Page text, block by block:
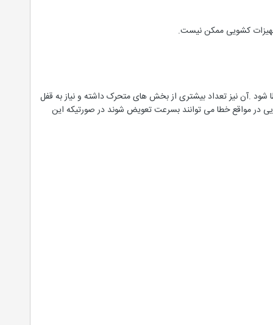
شود .آن نیز تعداد بیشتری از بخش های متحرک داشته و نیاز به قفل
در مواقع خطا می توانند بسرعت تعویض شوند در صورتیکه این